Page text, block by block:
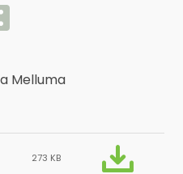
Melluma
273 KB